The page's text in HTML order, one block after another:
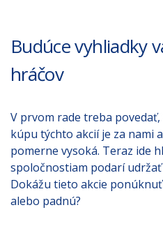
Budúce vyhliadky
hráčov
V prvom rade treba
kúpu týchto akcií je za nami
pomerne vysoká. Teraz ide
spoločnostiam podarí
Dokážu tieto akcie
alebo padnú?